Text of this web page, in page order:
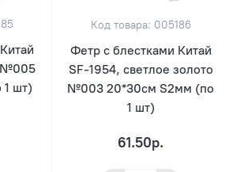
№005
шт)
Код товара: 005186
Фетр с блестками Китай
SF-1954, светлое золото
№003 20*30см S2мм (по
1 шт)
61.50р.